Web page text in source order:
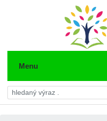
Menu